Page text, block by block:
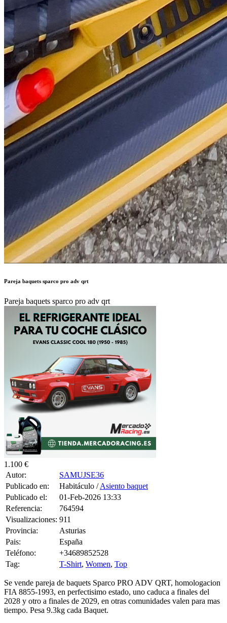
1.100 €
Autor:
Publicado en:
Habitáculo /Asiento baquet
Publicado el:
01-Feb-2026 13:33
Referencia:
764594
Visualizaciones:
911
Provincia:
Asturias
Pais:
España
Teléfono:
+34689852528
Tag:
T-Shirt,Women
Se vende pareja de baquets Sparco PRO ADV QRT, homologacion
FIA 8855-1993, en perfectisimo estado, uno caduca a finales del
2028 y otro a finales de 2029, en otras comunidades valen para mas
tiempo. Pesa 9.3kg cada Baquet.